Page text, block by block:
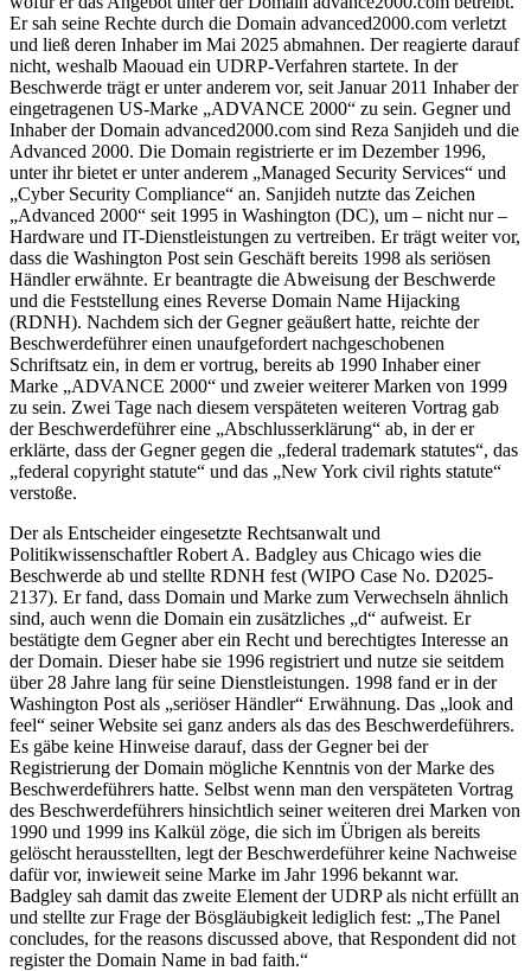
Er sah seine Rechte durch die Domain advanced2000.com verletzt
und ließ deren Inhaber im Mai 2025 abmahnen. Der reagierte darauf
nicht, weshalb Maouad ein UDRP-Verfahren startete. In der
Beschwerde trägt er unter anderem vor, seit Januar 2011 Inhaber der
eingetragenen US-Marke „ADVANCE 2000“ zu sein. Gegner und
Inhaber der Domain advanced2000.com sind Reza Sanjideh und die
Advanced 2000. Die Domain registrierte er im Dezember 1996,
unter ihr bietet er unter anderem „Managed Security Services“ und
„Cyber Security Compliance“ an. Sanjideh nutzte das Zeichen
„Advanced 2000“ seit 1995 in Washington (DC), um – nicht nur –
Hardware und IT-Dienstleistungen zu vertreiben. Er trägt weiter vor,
dass die Washington Post sein Geschäft bereits 1998 als seriösen
Händler erwähnte. Er beantragte die Abweisung der Beschwerde
und die Feststellung eines Reverse Domain Name Hijacking
(RDNH). Nachdem sich der Gegner geäußert hatte, reichte der
Beschwerdeführer einen unaufgefordert nachgeschobenen
Schriftsatz ein, in dem er vortrug, bereits ab 1990 Inhaber einer
Marke „ADVANCE 2000“ und zweier weiterer Marken von 1999
zu sein. Zwei Tage nach diesem verspäteten weiteren Vortrag gab
der Beschwerdeführer eine „Abschlusserklärung“ ab, in der er
erklärte, dass der Gegner gegen die „federal trademark statutes“, das
„federal copyright statute“ und das „New York civil rights statute“
verstoße.
Der als Entscheider eingesetzte Rechtsanwalt und
Politikwissenschaftler Robert A. Badgley aus Chicago wies die
Beschwerde ab und stellte RDNH fest (WIPO Case No. D2025-
2137). Er fand, dass Domain und Marke zum Verwechseln ähnlich
sind, auch wenn die Domain ein zusätzliches „d“ aufweist. Er
bestätigte dem Gegner aber ein Recht und berechtigtes Interesse an
der Domain. Dieser habe sie 1996 registriert und nutze sie seitdem
über 28 Jahre lang für seine Dienstleistungen. 1998 fand er in der
Washington Post als „seriöser Händler“ Erwähnung. Das „look and
feel“ seiner Website sei ganz anders als das des Beschwerdeführers.
Es gäbe keine Hinweise darauf, dass der Gegner bei der
Registrierung der Domain mögliche Kenntnis von der Marke des
Beschwerdeführers hatte. Selbst wenn man den verspäteten Vortrag
des Beschwerdeführers hinsichtlich seiner weiteren drei Marken von
1990 und 1999 ins Kalkül zöge, die sich im Übrigen als bereits
gelöscht herausstellten, legt der Beschwerdeführer keine Nachweise
dafür vor, inwieweit seine Marke im Jahr 1996 bekannt war.
Badgley sah damit das zweite Element der UDRP als nicht erfüllt an
und stellte zur Frage der Bösgläubigkeit lediglich fest: „The Panel
concludes, for the reasons discussed above, that Respondent did not
register the Domain Name in bad faith.“